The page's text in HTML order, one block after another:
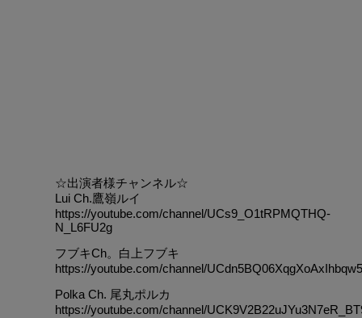
☆出演者様チャンネル☆
Lui Ch.鷹嶺ルイ
https://youtube.com/channel/UCs9_O1tRPMQTHQ-
N_L6FU2g
フブキCh。白上フブキ
https://youtube.com/channel/
Polka Ch. 尾丸ポルカ
https://youtube.com/channel/